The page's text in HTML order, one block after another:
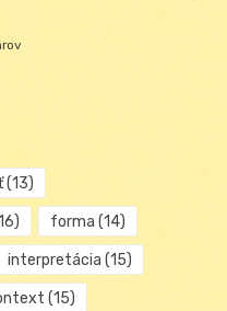
(13)
forma (14)
interpretácia (15)
(15)